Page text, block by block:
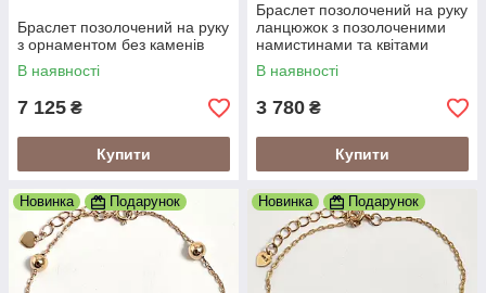
Браслет позолочений на руку
з орнаментом без каменів
В наявності
7 125 ₴
Купити
Браслет позолочений на руку
ланцюжок з позолоченими
намистинами та квітами
В наявності
3 780 ₴
Купити
Новинка Подарунок Новинка Подарунок